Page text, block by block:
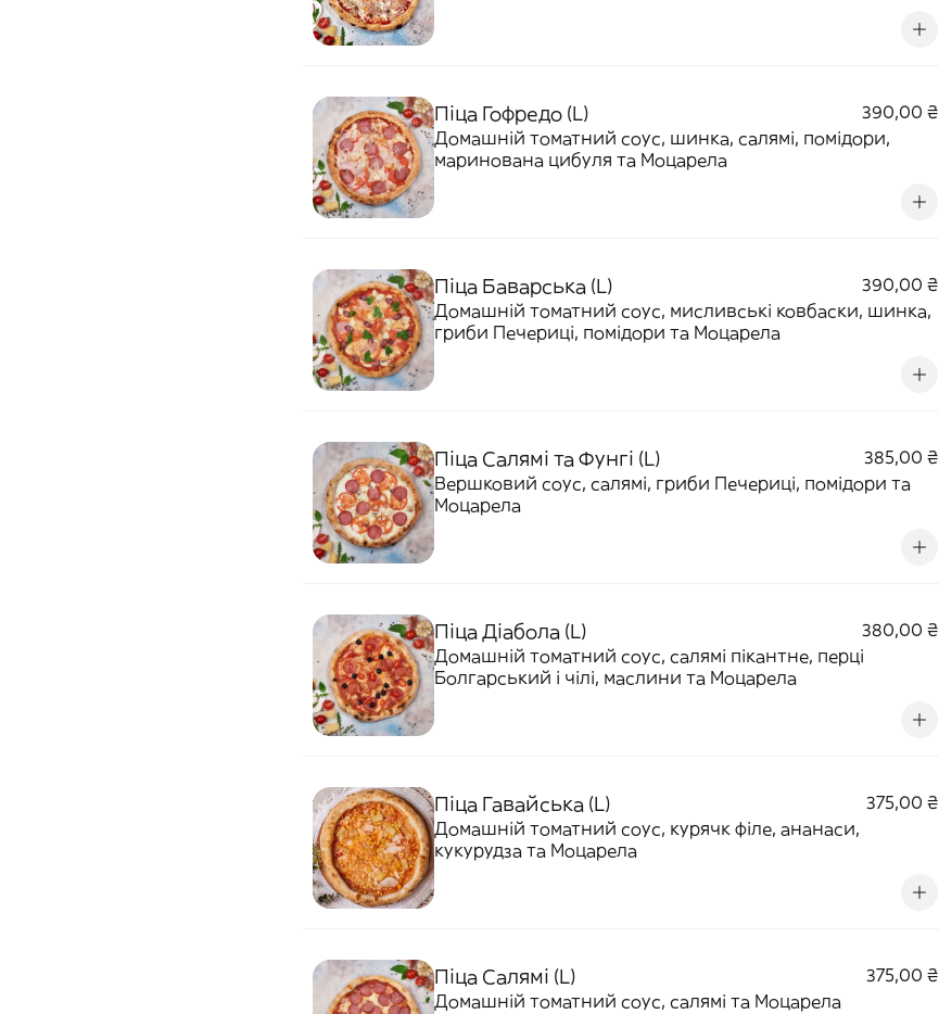
Піца Гофредо (L)
390,00 ₴
Домашній томатний соус, шинка, салямі, помідори,
маринована цибуля та Моцарела
Піца Баварська (L)
390,00 ₴
Домашній томатний соус, мисливські ковбаски, шинка,
гриби Печериці, помідори та Моцарела
Піца Салямі та Фунгі (L)
385,00 ₴
Вершковий соус, салямі, гриби Печериці, помідори та
Моцарела
Піца Діабола (L)
380,00 ₴
Домашній томатний соус, салямі пікантне, перці
Болгарський і чілі, маслини та Моцарела
Піца Гавайська (L)
375,00 ₴
Домашній томатний соус, курячк філе, ананаси,
кукурудза та Моцарела
Піца Салямі (L)
375,00 ₴
Домашній томатний соус, салямі та Моцарела